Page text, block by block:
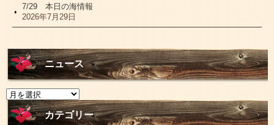
7/29 本日の海情報
2026年7月29日
ニュース
ニ
ュ
ー
カテゴリー